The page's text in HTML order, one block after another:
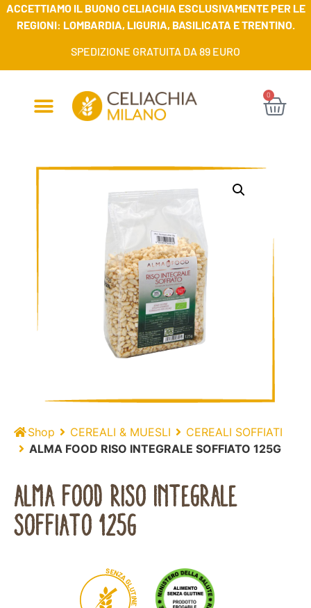
ACCETTIAMO IL BUONO CELIACHIA ESCLUSIVAMENTE PER LE
REGIONI: LOMBARDIA, LIGURIA, BASILICATA E TRENTINO.
SPEDIZIONE GRATUITA DA 89 EURO
0
Shop CEREALI & MUESLI
CEREALI SOFFIATI
ALMA FOOD RISO INTEGRALE SOFFIATO 125G
ALMA FOOD RISO INTEGRALE
SOFFIATO 125G
SENZ
AG
LU
T
I
N
E